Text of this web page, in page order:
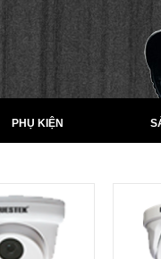
PHỤ KIỆN